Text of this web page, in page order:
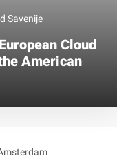
Savenije
Cloud
American